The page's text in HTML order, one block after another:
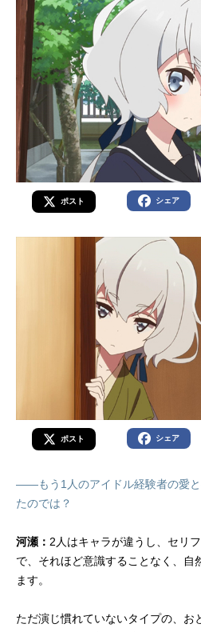
ポスト シェア
ポスト シェア
――もう1人のアイドル経験者の愛と
たのでは？
河瀬： 2人はキャラが違うし、セリ
で、それほど意識することなく、自
ます。
ただ演じ慣れていないタイプの、お